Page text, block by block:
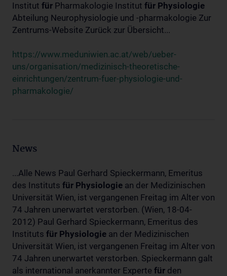
Institut für Pharmakologie Institut für Physiologie
Abteilung Neurophysiologie und -pharmakologie Zur
Zentrums-Website Zurück zur Übersicht...
https://www.meduniwien.ac.at/web/ueber-
uns/organisation/medizinisch-theoretische-
einrichtungen/zentrum-fuer-physiologie-und-
pharmakologie/
News
...Alle News Paul Gerhard Spieckermann, Emeritus
des Instituts für Physiologie an der Medizinischen
Universität Wien, ist vergangenen Freitag im Alter von
74 Jahren unerwartet verstorben. (Wien, 18-04-
2012) Paul Gerhard Spieckermann, Emeritus des
Instituts für Physiologie an der Medizinischen
Universität Wien, ist vergangenen Freitag im Alter von
74 Jahren unerwartet verstorben. Spieckermann galt
als international anerkannter Experte für den